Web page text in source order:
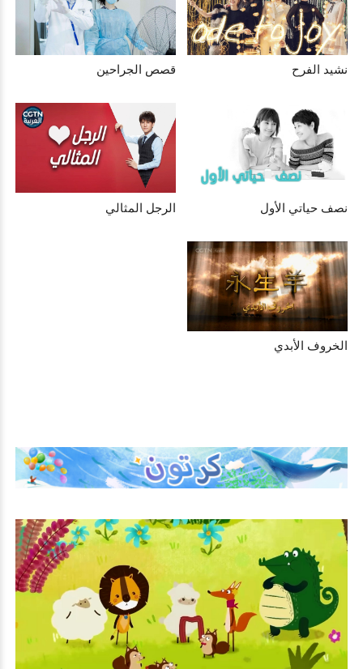
نشيد الفرح قصص الجراحين
نصف حياتي الأول الرجل المثالي
الخروف الأبدي